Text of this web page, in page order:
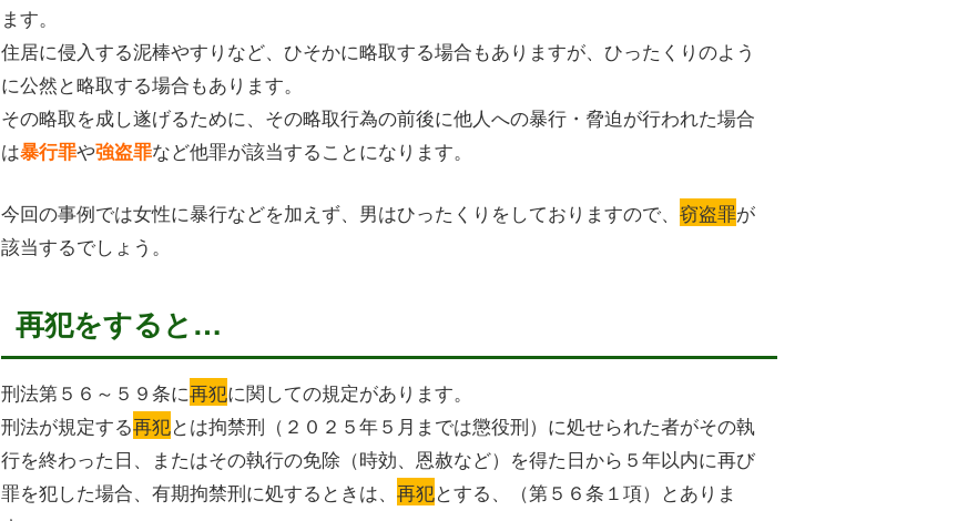
ます。
住居に侵入する泥棒やすりなど、ひそかに略取する場合もありますが、ひったくりのよう
に公然と略取する場合もあります。
その略取を成し遂げるために、その略取行為の前後に他人への暴行・脅迫が行われた場合
は暴行罪や強盗罪など他罪が該当することになります。
今回の事例では女性に暴行などを加えず、男はひったくりをしておりますので、 窃盗罪が
該当するでしょう。
再犯をすると…
刑法第５６～５９条に再犯に関しての規定があります。
刑法が規定する再犯とは拘禁刑（２０２５年５月までは懲役刑）に処せられた者がその執
行を終わった日、またはその執行の免除（時効、恩赦など）を得た日から５年以内に再び
罪を犯した場合、有期拘禁刑に処するときは、 再犯とする、（第５６条１項）とありま